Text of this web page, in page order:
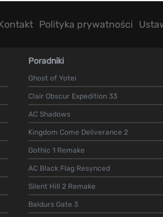
Polityka prywatności
Poradniki
Ghost of Yotei
Clair Obscur Expedition 33
AC Shadows
Kingdom Come Deliverance 2
Gothic 1 Remake
AC Black Flag Resynced
Silent Hill 2 Remake
Baldurs Gate 3